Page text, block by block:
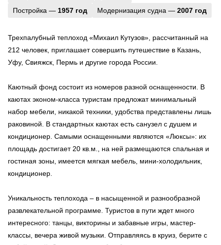
Постройка — 1957 год Модернизация судна — 2007 год
Трехпалубный теплоход «Михаил Кутузов», рассчитанный на
212 человек, приглашает совершить путешествие в Казань,
Уфу, Свияжск, Пермь и другие города России.
Каютный фонд состоит из номеров разной оснащенности. В
каютах эконом-класса туристам предложат минимальный
набор мебели, никакой техники, удобства представлены лишь
раковиной. В стандартных каютах есть санузел с душем и
кондиционер. Самыми оснащенными являются «Люксы»: их
площадь достигает 20 кв.м., на ней размещаются спальная и
гостиная зоны, имеется мягкая мебель, мини-холодильник,
кондиционер.
Уникальность теплохода – в насыщенной и разнообразной
развлекательной программе. Туристов в пути ждет много
интересного: танцы, викторины и забавные игры, мастер-
классы, вечера живой музыки. Отправляясь в круиз, берите с